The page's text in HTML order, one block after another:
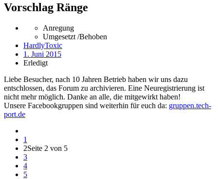
Vorschlag Ränge
Anregung
Umgesetzt /Behoben
HardlyToxic
1. Juni 2015
Erledigt
Liebe Besucher, nach 10 Jahren Betrieb haben wir uns dazu
entschlossen, das Forum zu archivieren. Eine Neuregistrierung ist
nicht mehr möglich. Danke an alle, die mitgewirkt haben!
Unsere Facebookgruppen sind weiterhin für euch da: gruppen.tech-
port.de
1
2Seite 2 von 5
3
4
5